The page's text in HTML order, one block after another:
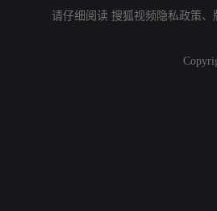
请仔细阅读 搜狐视频隐私政策、